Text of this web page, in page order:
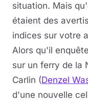
situation. Mais
étaient des
indices sur votre
Alors qu'il
sur un ferry de la
Carlin (Denzel
d'une nouvelle